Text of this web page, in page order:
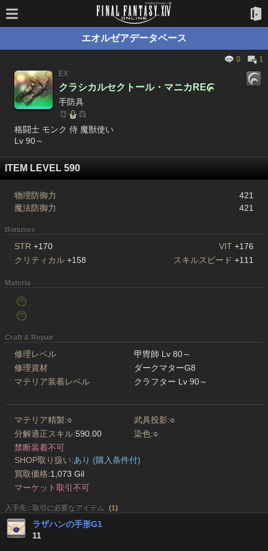
エオルゼアデータベース
0
1
EX
クラシカルセクトール・マニカRE
手防具
格闘士 モンク 侍 魔獣使い
Lv 90～
ITEM LEVEL 590
物理防御力
421
魔法防御力
421
Bonuses
STR +170 VIT +176
クリティカル +158 スキルスピード +111
Materia
Craft & Repair
修理レベル
甲冑師 Lv 80～
修理資材
ダークマターG8
マテリア装着レベル
クラフター Lv 90～
マテリア精製:○ 武具投影:○
分解適正スキル:590.00 染色:○
禁断装着不可
SHOP取り扱い:あり (購入条件付)
買取価格:1,073 Gil
マーケット取引不可
入手先 : 取引に必要なアイテム (1)
ラザハンの手形G1
11